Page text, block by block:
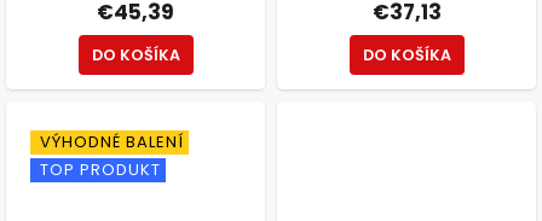
€45,39
DO KOŠÍKA
€37,13
DO KOŠÍKA
VÝHODNÉ BALENÍ
TOP PRODUKT